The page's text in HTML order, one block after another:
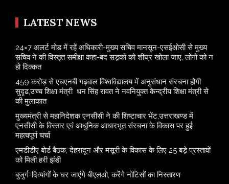
LATEST NEWS
24×7 अलर्ट मोड में रहें अधिकारी-मुख्य सचिव मानसून-एसईओसी से मुख्य
सचिव ने की विस्तृत समीक्षा कहा-बंद सड़कों को शीघ्र खोला जाए, लोगों को न
हो दिक्कत
459 करोड़ से एचएनबी गढ़वाल विश्वविद्यालय में अनुसंधान संरचना होगी
सुदृढ,उच्च शिक्षा मंत्री धन सिंह रावत ने नवनियुक्त केन्द्रीय शिक्षा मंत्री से
की मुलाकात
मुख्यमंत्री से महानिदेशक एनसीसी ने की शिष्टाचार भेंट,उत्तराखण्ड में
एनसीसी के विस्तार एवं आधुनिक आधारभूत संरचना के विकास पर हुई
महत्वपूर्ण चर्चा
एमडीडीए बोर्ड बैठक, देहरादून और मसूरी के विकास के लिए 25 बड़े प्रस्तावों
को मिली हरी झंडी
बुजुर्ग-दिव्यांगों के घर जाएंगे बीएलओ, करेंगे नोटिसों का निस्तारण